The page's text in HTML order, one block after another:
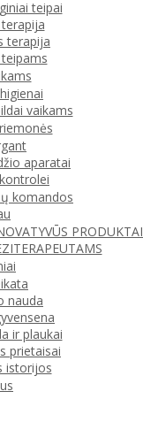
teipai
terapija
vaikams
aparatai
komandos
PRODUKTAI
nauda
ir plaukai
prietaisai
istorijos